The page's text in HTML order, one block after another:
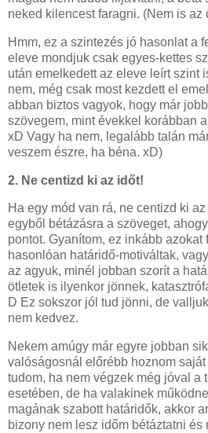
neked kilencest faragni. (Nem is az
Hmm, ez a szintezés jó hasonlat a
eleve mondjuk csak egyes-kettes
után emelkedett az eleve leírt szint
nem, még csak most kezdett el
abban biztos vagyok, hogy már
szövegem, mint évekkel korábban
xD Vagy ha nem, legalább talán
veszem észre, ha béna. xD)
2. Ne centizd ki az időt!
Ha egy mód van rá, ne centizd ki
egyből bétázásra a szöveget,
pontot. Gyanítom, ez inkább
hasonlóan határidő-motiváltak,
az agyuk, minél jobban szorít a
ötletek is ilyenkor jönnek,
D Ez sokszor jól tud jönni, de
nem kedvez.
Nekem amúgy már egyre jobban
valóságosnál előrébb hoznom
tudom, ha nem végzek még jóval a
esetében, de ha valakinek
magának szabott határidők, akkor
bizony nem lesz időm bétáztatni és